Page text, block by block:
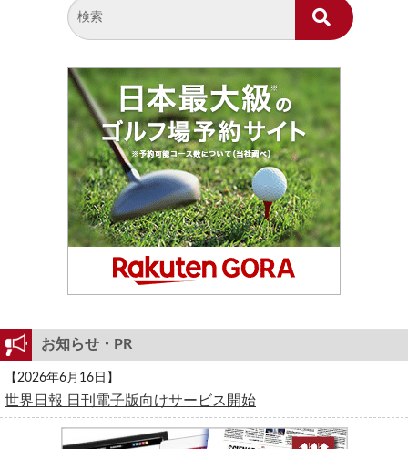
お知らせ・PR
【2026年6月16日】
世界日報 日刊電子版向けサービス開始